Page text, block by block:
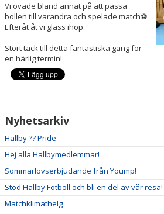
DOKUMENT
MATCHER
Vi övade bland annat på att passa
bollen till varandra och spelade match⚽️
Efteråt åt vi glass ihop.
Stort tack till detta fantastiska gäng för
en härlig termin!
Nyhetsarkiv
Hallby ?? Pride
Hej alla Hallbymedlemmar!
Sommarlovserbjudande från Yoump!
Stöd Hallby Fotboll och bli en del av vår resa!
Matchklimathelg